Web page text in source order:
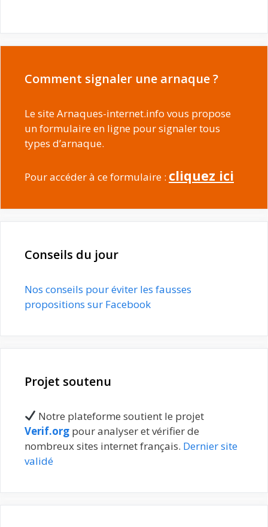
Comment signaler une arnaque ?
Le site Arnaques-internet.info vous propose
un formulaire en ligne pour signaler tous
types d’arnaque.
Pour accéder à ce formulaire : cliquez ici
Conseils du jour
Nos conseils pour éviter les fausses
propositions sur Facebook
Projet soutenu
Notre plateforme soutient le projet
Verif.org pour analyser et vérifier de
nombreux sites internet français. Dernier site
validé